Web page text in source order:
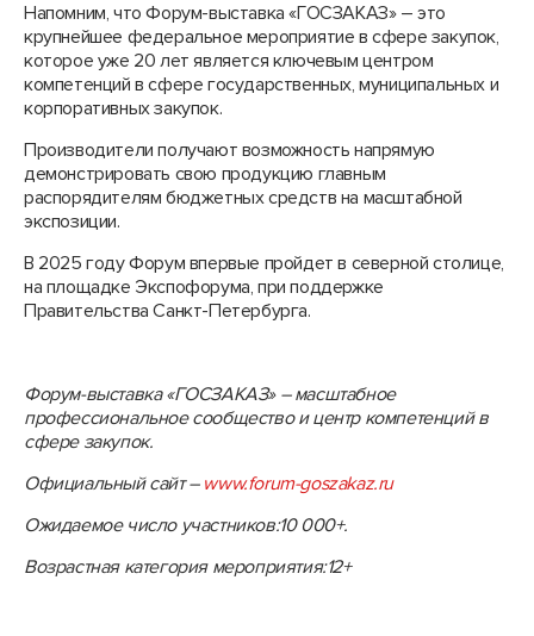
Напомним, что Форум-выставка «ГОСЗАКАЗ» – это
крупнейшее федеральное мероприятие в сфере закупок,
которое уже 20 лет является ключевым центром
компетенций в сфере государственных, муниципальных и
корпоративных закупок.
Производители получают возможность напрямую
демонстрировать свою продукцию главным
распорядителям бюджетных средств на масштабной
экспозиции.
В 2025 году Форум впервые пройдет в северной столице,
на площадке Экспофорума, при поддержке
Правительства Санкт-Петербурга.
Форум-выставка «ГОСЗАКАЗ» – масштабное
профессиональное сообщество и центр компетенций в
сфере закупок.
Официальный сайт – www.forum-goszakaz.ru
Ожидаемое число участников:10 000+.
Возрастная категория мероприятия:12+